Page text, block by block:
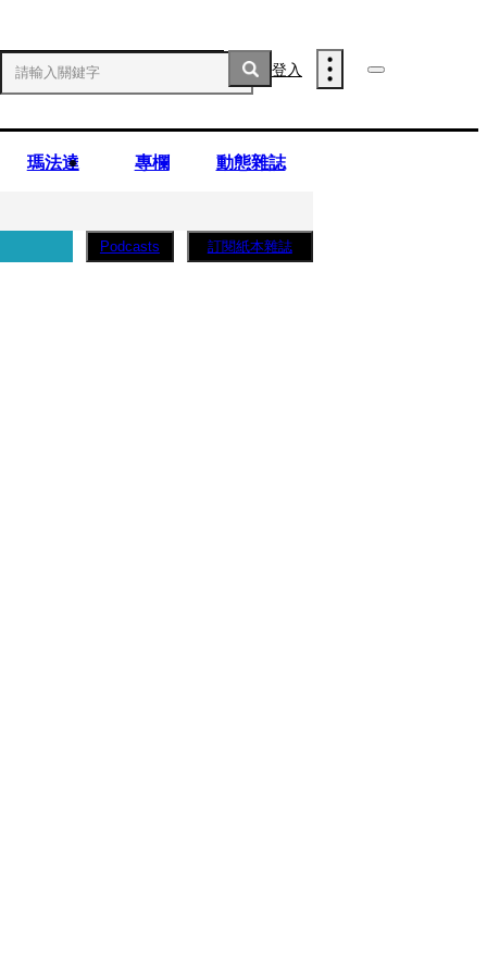
登入
瑪法達 專欄 動態雜誌
Podcasts 訂閱紙本雜誌